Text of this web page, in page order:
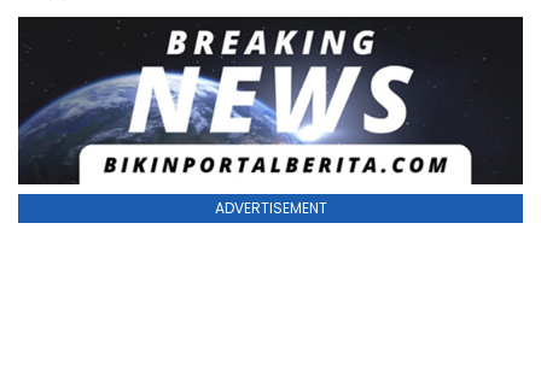
ADVERTISEMENT